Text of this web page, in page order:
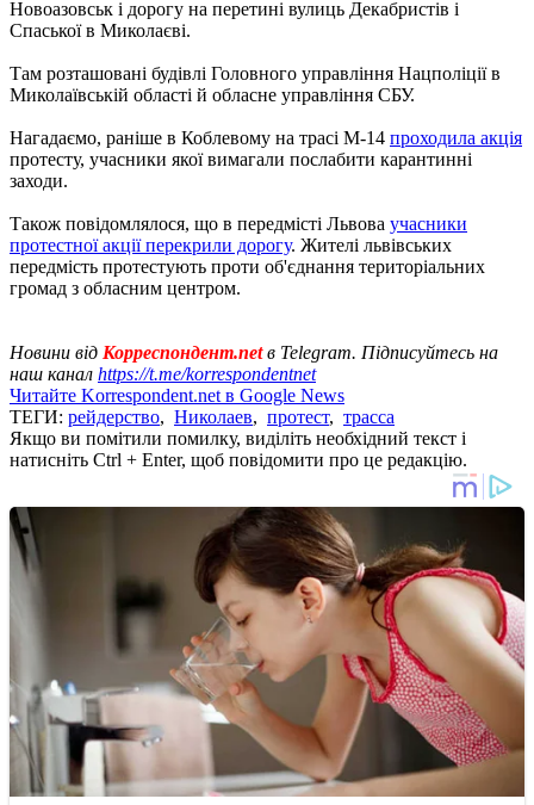
Новоазовськ і дорогу на перетині вулиць Декабристів і
Спаської в Миколаєві.
Там розташовані будівлі Головного управління Нацполіції в
Миколаївській області й обласне управління СБУ.
Нагадаємо, раніше в Коблевому на трасі М-14 проходила акція
протесту, учасники якої вимагали послабити карантинні
заходи.
Також повідомлялося, що в передмісті Львова учасники
протестної акції перекрили дорогу. Жителі львівських
передмість протестують проти об'єднання територіальних
громад з обласним центром.
Новини від Корреспондент.netв Telegram. Підписуйтесь на
наш канал https://t.me/korrespondentnet
Читайте Korrespondent.net в Google News
ТЕГИ: рейдерство, Николаев, протест, трасса
Якщо ви помітили помилку, виділіть необхідний текст і
натисніть Ctrl + Enter, щоб повідомити про це редакцію.